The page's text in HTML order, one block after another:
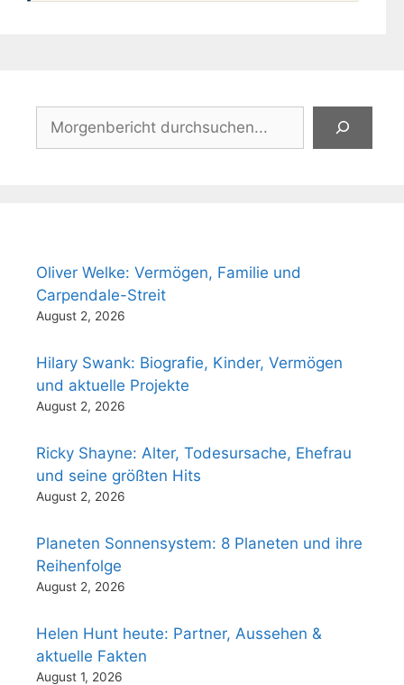
Oliver Welke: Vermögen, Familie und
Carpendale-Streit
August 2, 2026
Hilary Swank: Biografie, Kinder, Vermögen
und aktuelle Projekte
August 2, 2026
Ricky Shayne: Alter, Todesursache, Ehefrau
und seine größten Hits
August 2, 2026
Planeten Sonnensystem: 8 Planeten und ihre
Reihenfolge
August 2, 2026
Helen Hunt heute: Partner, Aussehen &
aktuelle Fakten
August 1, 2026